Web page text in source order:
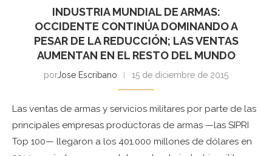
INDUSTRIA MUNDIAL DE ARMAS:
OCCIDENTE CONTINÚA DOMINANDO A
PESAR DE LA REDUCCIÓN; LAS VENTAS
AUMENTAN EN EL RESTO DEL MUNDO
porJose Escribano 15 de diciembre de 2015
Las ventas de armas y servicios militares por parte de las
principales empresas productoras de armas —las SIPRI
Top 100— llegaron a los 401.000 millones de dólares en